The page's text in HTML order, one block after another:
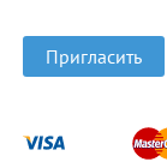
Пригласить